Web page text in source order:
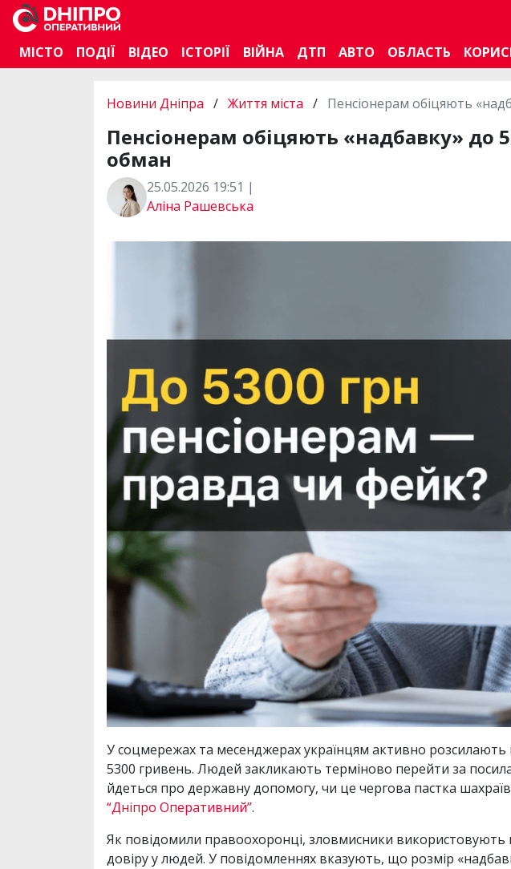
МІСТО
ПОДІЇ ВІДЕО ІСТОРІЇ ВІЙНА ДТП АВТО ОБЛАСТЬ
Новини Дніпра / Життя міста / Пенсіонерам обіцяють
Пенсіонерам обіцяють «надбавку» до
обман
25.05.2026 19:51 |
Аліна Рашевська
У соцмережах та месенджерах українцям активно розсилають
5300 гривень. Людей закликають терміново перейти за
йдеться про державну допомогу, чи це чергова пастка
“Дніпро Оперативний”.
Як повідомили правоохоронці, зловмисники використовують
довіру у людей. У повідомленнях вказують, що розмір